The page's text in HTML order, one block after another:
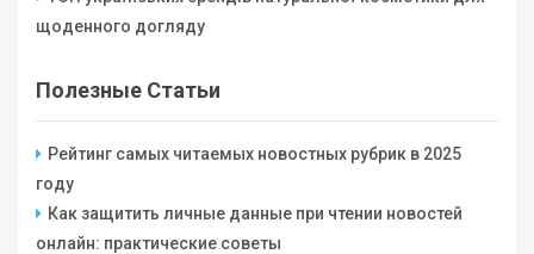
щоденного догляду
Полезные Статьи
Рейтинг самых читаемых новостных рубрик в 2025
году
Как защитить личные данные при чтении новостей
онлайн: практические советы